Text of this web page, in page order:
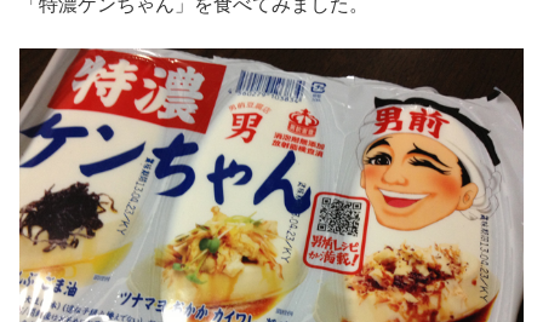
「特濃ケンちゃん」を食べてみました。